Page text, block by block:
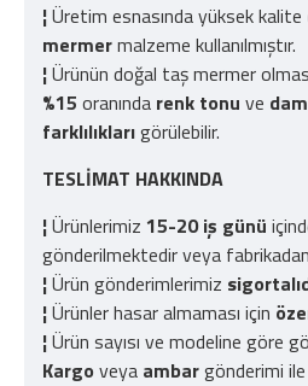
¦Üretim esnasında yüksek kalite
mermermalzeme kullanılmıştır.
¦Ürünün doğal taş mermer
%15 oranında renk tonu ve
farklılıklarıgörülebilir.
TESLİMAT HAKKINDA
¦Ürünlerimiz 15-20 iş günü
gönderilmektedir veya
¦Ürün gönderimlerimiz
¦Ürünler hasar almaması için
¦Ürün sayısı ve modeline göre
Kargo veya ambargönderimi